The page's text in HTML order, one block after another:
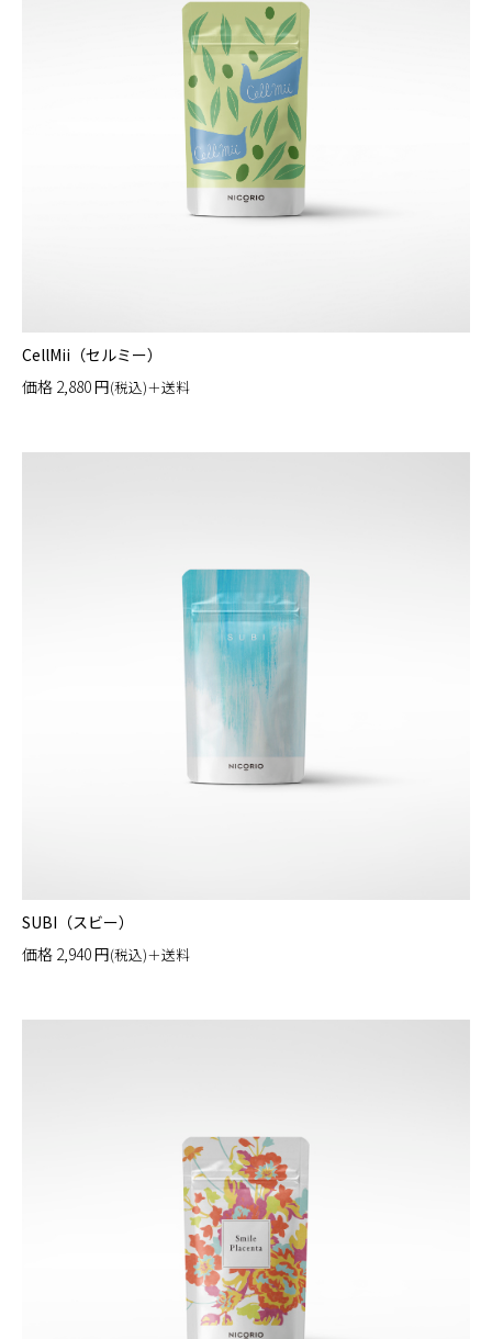
CellMii（セルミー）
価格 2,880円(税込)＋送料
SUBI（スビー）
価格 2,940円(税込)＋送料